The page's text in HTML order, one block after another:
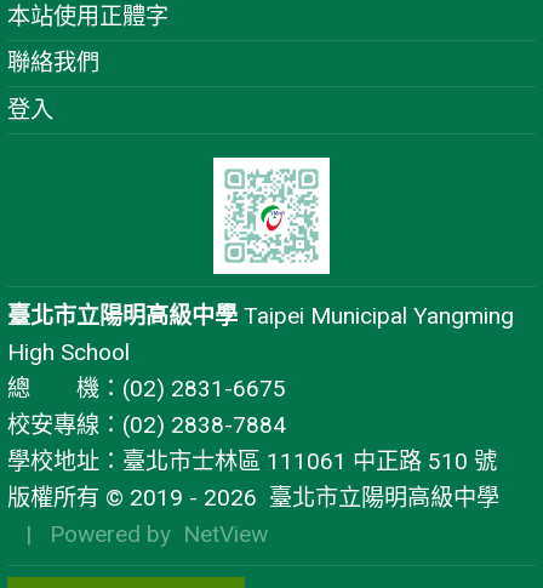
本站使用正體字
聯絡我們
登入
臺北市立陽明高級中學 Taipei Municipal Yangming
High School
總 機：(02) 2831-6675
校安專線：(02) 2838-7884
學校地址：臺北市士林區 111061 中正路 510 號
版權所有 © 2019 - 2026 臺北市立陽明高級中學
| Powered by NetView